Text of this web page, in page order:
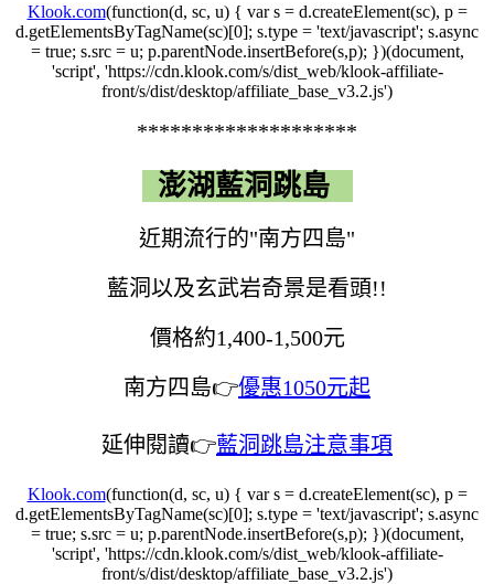
Klook.com(function(d, sc, u) { var s = d.createElement(sc), p =
d.getElementsByTagName(sc)[0]; s.type = 'text/javascript'; s.async
= true; s.src = u; p.parentNode.insertBefore(s,p); })(document,
'script', 'https://cdn.klook.com/s/dist_web/klook-affiliate-
front/s/dist/desktop/affiliate_base_v3.2.js')
********************
澎湖藍洞跳島
近期流行的"南方四島"
藍洞以及玄武岩奇景是看頭!!
價格約1,400-1,500元
南方四島👉優惠1050元起
延伸閱讀👉藍洞跳島注意事項
Klook.com(function(d, sc, u) { var s = d.createElement(sc), p =
d.getElementsByTagName(sc)[0]; s.type = 'text/javascript'; s.async
= true; s.src = u; p.parentNode.insertBefore(s,p); })(document,
'script', 'https://cdn.klook.com/s/dist_web/klook-affiliate-
front/s/dist/desktop/affiliate_base_v3.2.js')